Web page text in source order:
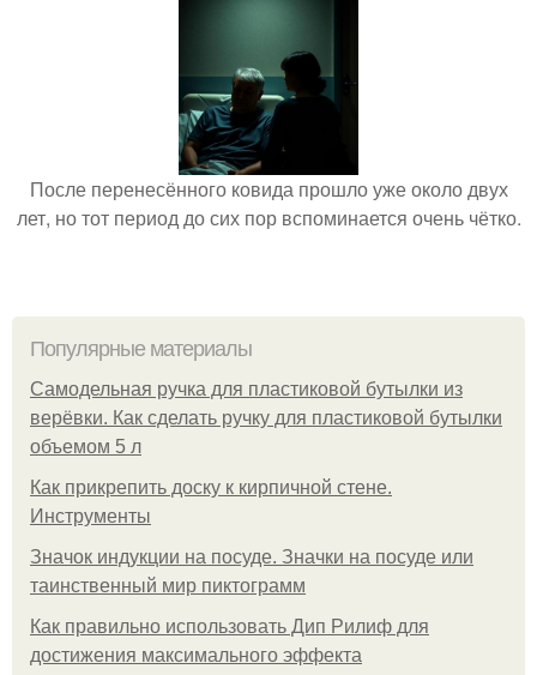
После перенесённого ковида прошло уже около двух
лет, но тот период до сих пор вспоминается очень чётко.
Популярные материалы
Самодельная ручка для пластиковой бутылки из
верёвки. Как сделать ручку для пластиковой бутылки
объемом 5 л
Как прикрепить доску к кирпичной стене.
Инструменты
Значок индукции на посуде. Значки на посуде или
таинственный мир пиктограмм
Как правильно использовать Дип Рилиф для
достижения максимального эффекта